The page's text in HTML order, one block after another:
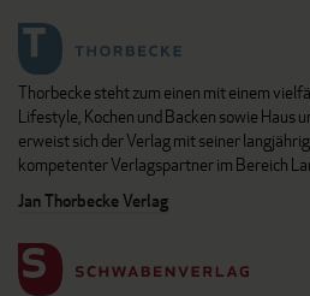
Thorbecke steht zum einen mit einem
Lifestyle, Kochen und Backen sowie Haus
erweist sich der Verlag mit seiner
kompetenter Verlagspartner im Bereich
Jan Thorbecke Verlag